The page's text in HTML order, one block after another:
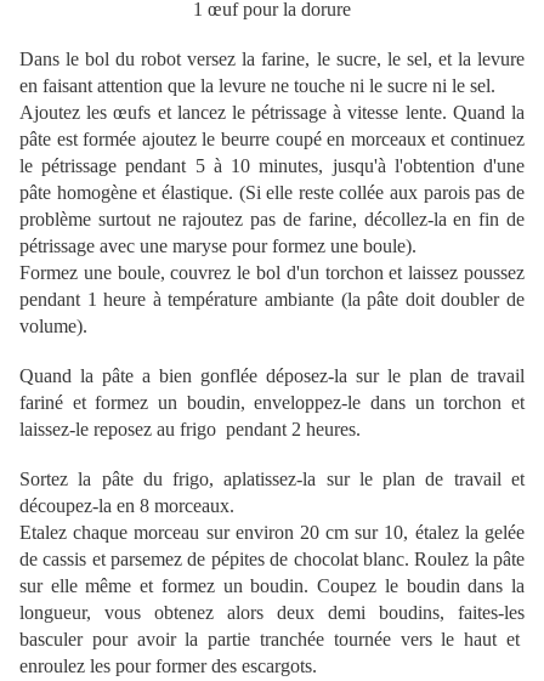
1 œuf pour la dorure
Dans le bol du robot versez la farine, le sucre, le sel, et la levure
en faisant attention que la levure ne touche ni le sucre ni le sel.
Ajoutez les œufs et lancez le pétrissage à vitesse lente. Quand la
pâte est formée ajoutez le beurre coupé en morceaux et continuez
le pétrissage pendant 5 à 10 minutes, jusqu'à l'obtention d'une
pâte homogène et élastique. (Si elle reste collée aux parois pas de
problème surtout ne rajoutez pas de farine, décollez-la en fin de
pétrissage avec une maryse pour formez une boule).
Formez une boule, couvrez le bol d'un torchon et laissez poussez
pendant 1 heure à température ambiante (la pâte doit doubler de
volume).
Quand la pâte a bien gonflée déposez-la sur le plan de travail
fariné et formez un boudin, enveloppez-le dans un torchon et
laissez-le reposez au frigo pendant 2 heures.
Sortez la pâte du frigo, aplatissez-la sur le plan de travail et
découpez-la en 8 morceaux.
Etalez chaque morceau sur environ 20 cm sur 10, étalez la gelée
de cassis et parsemez de pépites de chocolat blanc. Roulez la pâte
sur elle même et formez un boudin. Coupez le boudin dans la
longueur, vous obtenez alors deux demi boudins, faites-les
basculer pour avoir la partie tranchée tournée vers le haut et
enroulez les pour former des escargots.